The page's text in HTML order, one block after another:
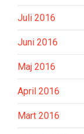
Juli 2016
Juni 2016
Maj 2016
April 2016
Mart 2016